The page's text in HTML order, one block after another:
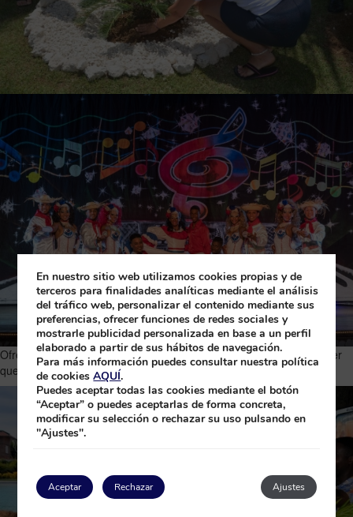
Ofrecemos una amplia gama de servicios e instalaciones para hacer
que tu estancia sea excepcional.
En nuestro sitio web utilizamos cookies propias y de
terceros para finalidades analíticas mediante el análisis
del tráfico web, personalizar el contenido mediante sus
preferencias, ofrecer funciones de redes sociales y
mostrarle publicidad personalizada en base a un perfil
elaborado a partir de sus hábitos de navegación.
Para más información puedes consultar nuestra política
de cookiesAQUÍ.
Puedes aceptar todas las cookies mediante el botón
“Aceptar” o puedes aceptarlas de forma concreta,
modificar su selección o rechazar su uso pulsando en
"Ajustes".
Aceptar Ajustes
Rechazar